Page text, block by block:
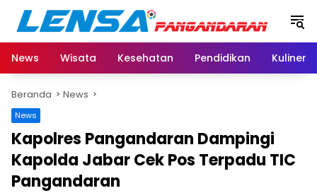
Langsung
konten
News
Wisata Kesehatan Pendidikan Kuliner
Beranda News
News
Kapolres Pangandaran Dampingi
Kapolda Jabar Cek Pos Terpadu TIC
Pangandaran